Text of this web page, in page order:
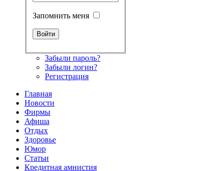
Запомнить меня
Забыли пароль?
Забыли логин?
Регистрация
Главная
Новости
Фирмы
Афиша
Отдых
Здоровье
Юмор
Статьи
Кредитная амнистия